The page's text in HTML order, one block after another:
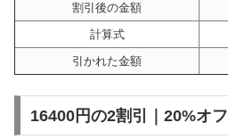
割引後の金額
計算式
引かれた金額
16400円の2割引｜20%オフ